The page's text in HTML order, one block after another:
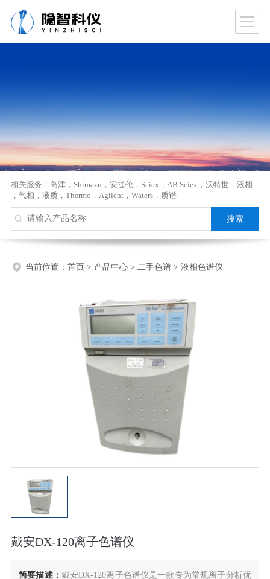
相关服务： 岛津， Shimazu ， 安捷伦， Sciex ， AB Sciex ， 沃特世， 液相
， 气相 ， 液质， Thermo ， Agilent ， Waters， 质谱
当前位置： 首页> 产品中心> 二手色谱> 液相色谱仪
戴安DX-120离子色谱仪
简要描述： 戴安DX-120离子色谱仪是一款专为常规离子分析优